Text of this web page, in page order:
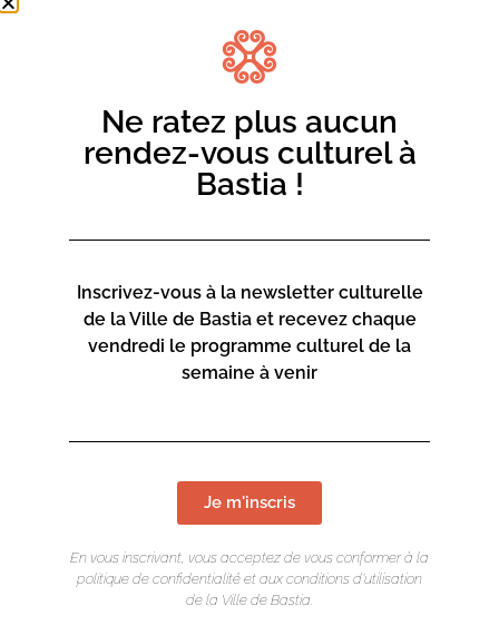
photo, peinture, cinéma, théâtre et installation, on ne
pourra ici qu’évoquer quelques pans : replaçons donc
son travail artistique et sa personnalité sous le signe de
LIEU DE L'ÉVÉNEMENT
Arsenale
Ne ratez plus aucun
rendez-vous culturel à
Bastia !
Inscrivez-vous à la newsletter culturelle
de la Ville de Bastia et recevez chaque
vendredi le programme culturel de la
semaine à venir
Je m'inscris
En vous inscrivant, vous acceptez de vous conformer à la
politique de confidentialité et aux conditions d’utilisation
de la Ville de Bastia.